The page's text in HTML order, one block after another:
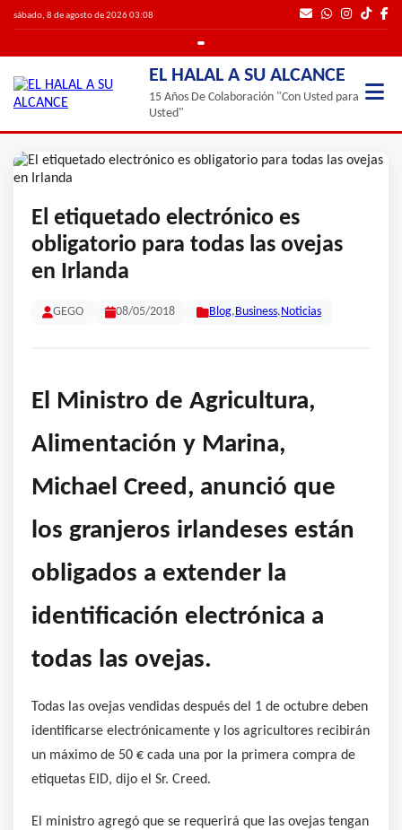
sábado, 8 de agosto de 2026 03:08
EL HALAL A SU ALCANCE
15 Años De Colaboración "Con Usted para
Usted"
El etiquetado electrónico es
obligatorio para todas las ovejas
en Irlanda
GEGO 08/05/2018 Blog, Business, Noticias
El Ministro de Agricultura,
Alimentación y Marina,
Michael Creed, anunció que
los granjeros irlandeses están
obligados a extender la
identificación electrónica a
todas las ovejas.
Todas las ovejas vendidas después del 1 de octubre deben
identificarse electrónicamente y los agricultores recibirán
un máximo de 50 € cada una por la primera compra de
etiquetas EID, dijo el Sr. Creed.
El ministro agregó que se requerirá que las ovejas tengan